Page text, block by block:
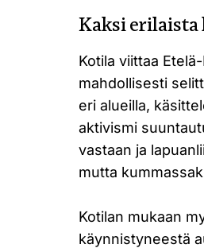
Kaksi
Kotila viittaa
mahdollisesti
eri alueilla,
aktivismi
vastaan ja
mutta
Kotilan mukaan
käynnistyneestä